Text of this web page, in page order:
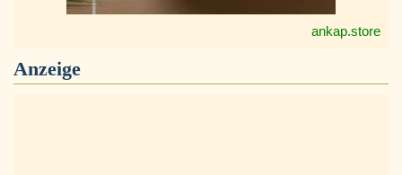
ankap.store
Anzeige